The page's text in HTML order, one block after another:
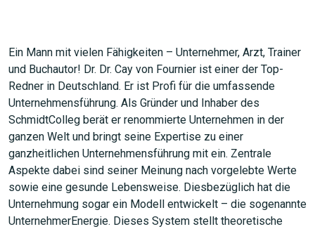
Ein Mann mit vielen Fähigkeiten – Unternehmer, Arzt, Trainer
und Buchautor! Dr. Dr. Cay von Fournier ist einer der Top-
Redner in Deutschland. Er ist Profi für die umfassende
Unternehmensführung. Als Gründer und Inhaber des
SchmidtColleg berät er renommierte Unternehmen in der
ganzen Welt und bringt seine Expertise zu einer
ganzheitlichen Unternehmensführung mit ein. Zentrale
Aspekte dabei sind seiner Meinung nach vorgelebte Werte
sowie eine gesunde Lebensweise. Diesbezüglich hat die
Unternehmung sogar ein Modell entwickelt – die sogenannte
UnternehmerEnergie. Dieses System stellt theoretische